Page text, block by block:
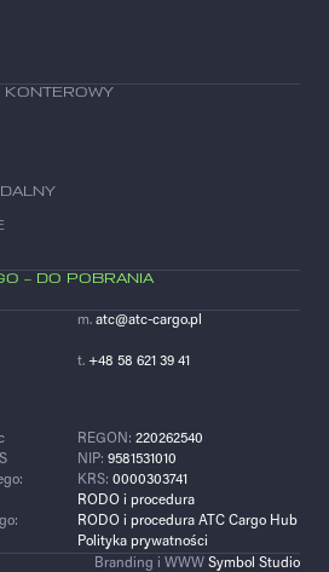
KONTEROWY
– DO POBRANIA
m. atc@atc-cargo.pl
t. +48 58 621 39 41
REGON: 220262540
NIP: 9581531010
KRS: 0000303741
RODO i procedura
RODO i procedura ATC Cargo Hub
Polityka prywatności
Branding i WWWSymbol Studio